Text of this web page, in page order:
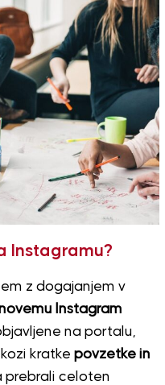
Instagramu?
z dogajanjem v
Instagram
na portalu,
kratke povzetke in
prebrali celoten